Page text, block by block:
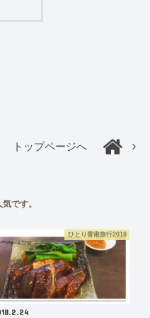
トップページへ
です。
ひとり香港旅行2018